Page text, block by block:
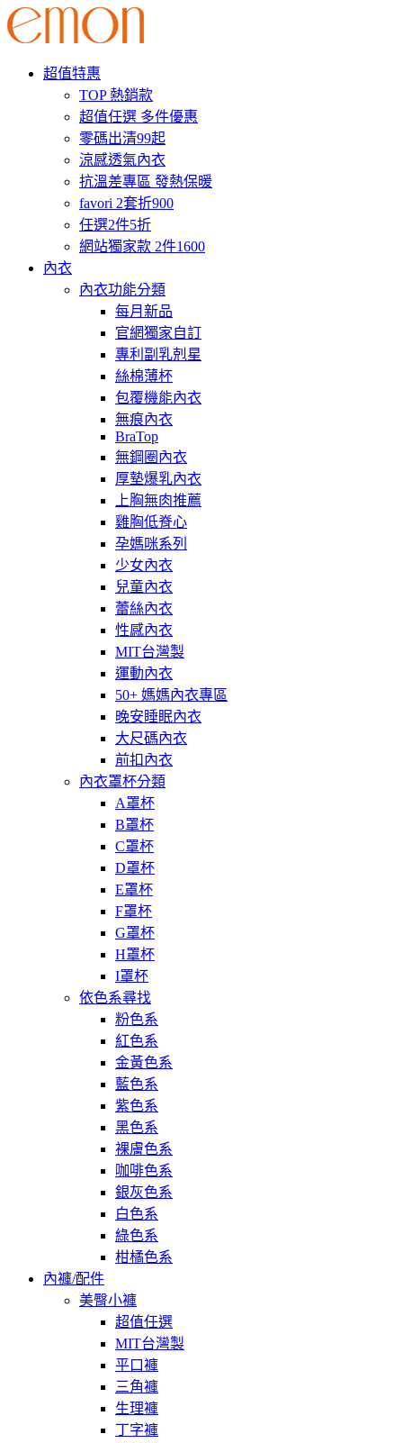
超值特惠
TOP 熱銷款
超值任選 多件優惠
零碼出清99起
涼感透氣內衣
抗溫差專區 發熱保暖
favori 2套折900
任選2件5折
網站獨家款 2件1600
內衣
內衣功能分類
每月新品
官網獨家自訂
專利副乳剋星
絲棉薄杯
包覆機能內衣
無痕內衣
BraTop
無鋼圈內衣
厚墊爆乳內衣
上胸無肉推薦
雞胸低脊心
孕媽咪系列
少女內衣
兒童內衣
蕾絲內衣
性感內衣
MIT台灣製
運動內衣
50+ 媽媽內衣專區
晚安睡眠內衣
大尺碼內衣
前扣內衣
內衣罩杯分類
A罩杯
B罩杯
C罩杯
D罩杯
E罩杯
F罩杯
G罩杯
H罩杯
I罩杯
依色系尋找
粉色系
紅色系
金黃色系
藍色系
紫色系
黑色系
裸膚色系
咖啡色系
銀灰色系
白色系
綠色系
柑橘色系
內褲/配件
美臀小褲
超值任選
MIT台灣製
平口褲
三角褲
生理褲
丁字褲